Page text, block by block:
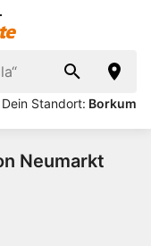
Dein Standort: Borkum
Neumarkt